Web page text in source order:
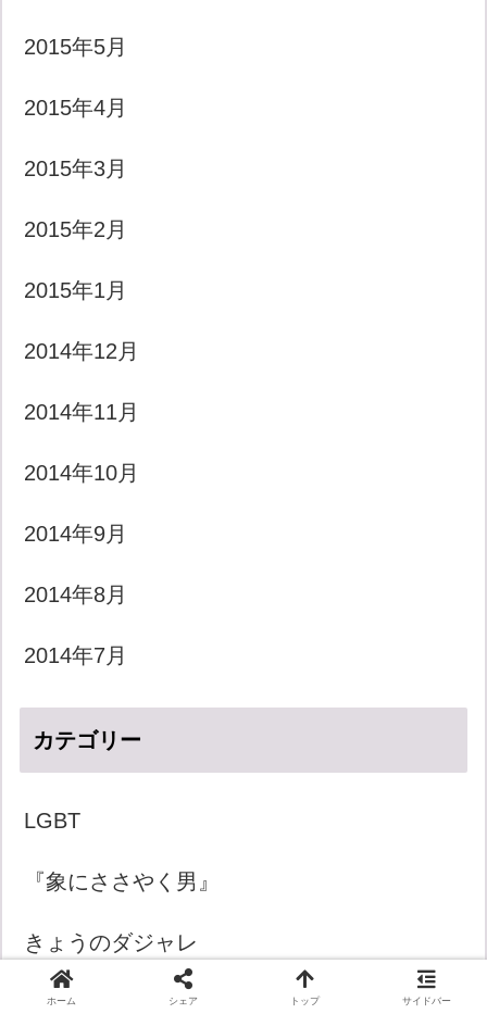
2015年5月
2015年4月
2015年3月
2015年2月
2015年1月
2014年12月
2014年11月
2014年10月
2014年9月
2014年8月
2014年7月
カテゴリー
LGBT
『象にささやく男』
きょうのダジャレ
きょうの一言
ホーム シェア トップ サイドバー